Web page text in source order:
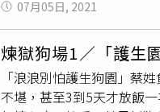
，所以並不擔心，但也
新收視紀錄。王彩樺遭狗
一時間也留言給王彩樺，
破相就不連戲了。同劇演
陳美鳳也在臉書留言說：
07月05日, 2021
煉獄狗場1／「護生
「浪浪別怕護生狗園」蔡
不堪，甚至3到5天才放飯